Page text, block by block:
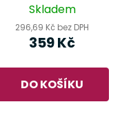
Skladem
296,69 Kč bez DPH
359 Kč
DO KOŠÍKU